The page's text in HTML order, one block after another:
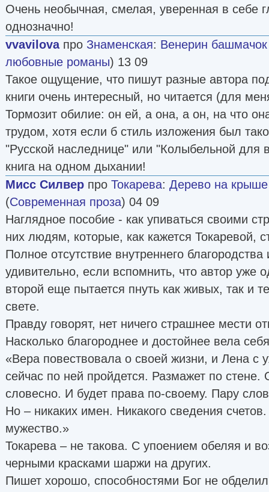
Очень необычная, смелая, уверенная в себе
однозначно!
vvavilovaпро Знаменская: Венерин башмачок
любовные романы) 13 09
Такое ощущение, что пишут разные автора
книги очень интересный, но читается (для
Тормозит обилие: он ей, а она, а он, на что
трудом, хотя если б стиль изложения был
"Русской наследнице" или "Колыбельной для
книга на одном дыхании!
Мисс Силвер про Токарева: Дерево на
(Современная проза) 04 09
Наглядное пособие - как упиваться своими
них людям, которые, как кажется Токаревой,
Полное отсутствие внутреннего
удивительно, если вспомнить, что автор уже
второй еще пытается пнуть как живых, так и
свете.
Правду говорят, нет ничего страшнее мести
Насколько благороднее и достойнее вела
«Вера повествовала о своей жизни, и Лена с
сейчас по ней пройдется. Размажет по стене.
словесно. И будет права по-своему. Пару
Но – никаких имен. Никакого сведения
мужество.»
Токарева – не такова. С упоением обеляя и
черными красками шаржи на других.
Пишет хорошо, способностями Бог не